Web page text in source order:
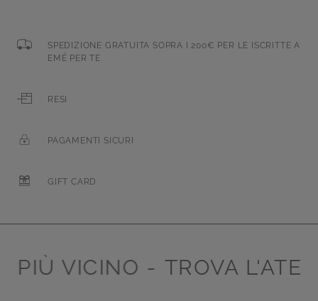
SPEDIZIONE GRATUITA SOPRA I 200€ PER LE ISCRITTE A
EMÉ PER TE
RESI
PAGAMENTI SICURI
GIFT CARD
VICINO - TROVA